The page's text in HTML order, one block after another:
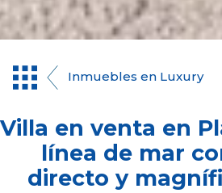
Inmuebles en Luxury
Villa en venta en
línea de mar
directo y